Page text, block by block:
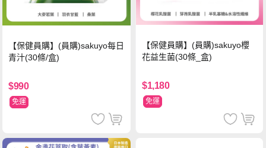
【保健員購】(員購)sakuyo每日
青汁(30條/盒)
$990
免運
【保健員購】(員購)sakuyo櫻
花益生菌(30條_盒)
$1,180
免運